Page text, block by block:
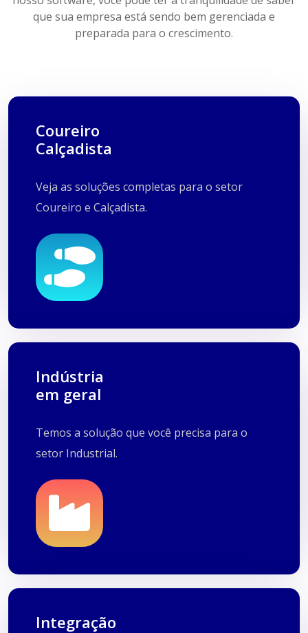
que sua empresa está sendo bem gerenciada e
preparada para o crescimento.
Coureiro
Calçadista
Veja as soluções completas para o setor
Coureiro e Calçadista.
Curtumes
Palmilhas
Indústria
em geral
Temos a solução que você precisa para o
setor Industrial.
Metal/Mecânica
Representação
Têxtil
Outros
Integração